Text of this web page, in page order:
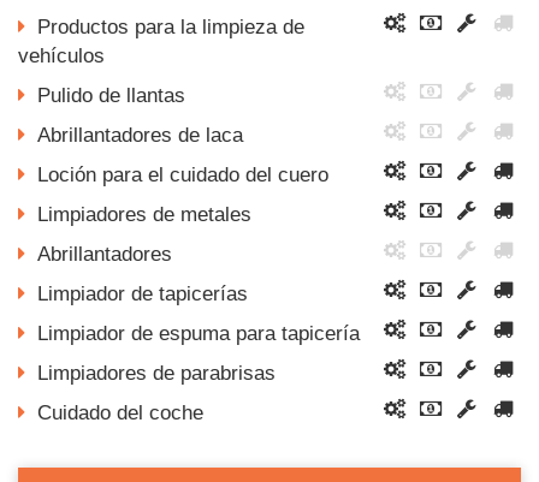
Productos para la limpieza de
vehículos
Pulido de llantas
Abrillantadores de laca
Loción para el cuidado del cuero
Limpiadores de metales
Abrillantadores
Limpiador de tapicerías
Limpiador de espuma para tapicería
Limpiadores de parabrisas
Cuidado del coche